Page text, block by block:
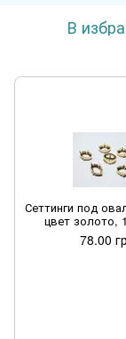
В
Сеттинги под
цвет золото,
78.00